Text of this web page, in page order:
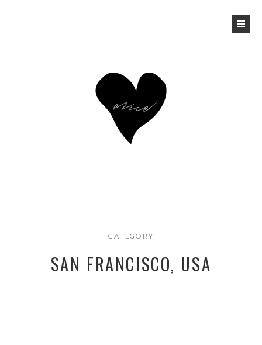
CATEGORY
SAN FRANCISCO, USA